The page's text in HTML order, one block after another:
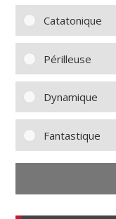
Catatonique
Périlleuse
Dynamique
Fantastique